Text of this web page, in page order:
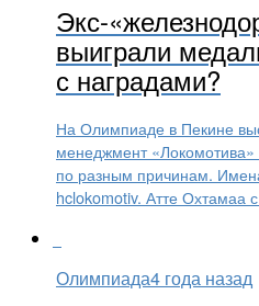
Экс-
выиграли
с наградами?
На Олимпиаде в Пекине
менеджмент «Локомотива»
по разным причинам.
hclokomotiv. Атте Охтамаа
Олимпиада4 года назад